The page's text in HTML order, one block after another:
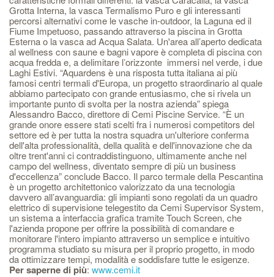
Grotta Interna, la vasca Termalismo Puro e gli interessanti
percorsi alternativi come le vasche in-outdoor, la Laguna ed il
Fiume Impetuoso, passando attraverso la piscina in Grotta
Esterna o la vasca ad Acqua Salata. Un'area all’aperto dedicata
al wellness con saune e bagni vapore è completa di piscina con
acqua fredda e, a delimitare l’orizzonte immersi nel verde, i due
Laghi Estivi. “Aquardens è una risposta tutta italiana ai più
famosi centri termali d'Europa, un progetto straordinario al quale
abbiamo partecipato con grande entusiasmo, che si rivela un
importante punto di svolta per la nostra azienda” spiega
Alessandro Bacco, direttore di Cemi Piscine Service. “È un
grande onore essere stati scelti fra i numerosi competitors del
settore ed è per tutta la nostra squadra un'ulteriore conferma
dell'alta professionalità, della qualità e dell'innovazione che da
oltre trent'anni ci contraddistinguono, ultimamente anche nel
campo del wellness, diventato sempre di più un business
d'eccellenza” conclude Bacco. Il parco termale della Pescantina
è un progetto architettonico valorizzato da una tecnologia
davvero all’avanguardia: gli impianti sono regolati da un quadro
elettrico di supervisione telegestito da Cemi Supervisor System,
un sistema a interfaccia grafica tramite Touch Screen, che
l'azienda propone per offrire la possibilità di comandare e
monitorare l'intero impianto attraverso un semplice e intuitivo
programma studiato su misura per il proprio progetto, in modo
da ottimizzare tempi, modalità e soddisfare tutte le esigenze.
Per saperne di più: www.cemi.it